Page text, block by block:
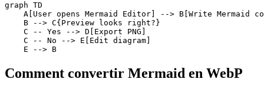
graph TD
A[User opens Mermaid Editor] --> B[Write Mermaid
    B --> C{Preview looks right?}
    C -- Yes --> D[Export PNG]
    C -- No --> E[Edit diagram]
    E --> B
Comment convertir Mermaid en WebP